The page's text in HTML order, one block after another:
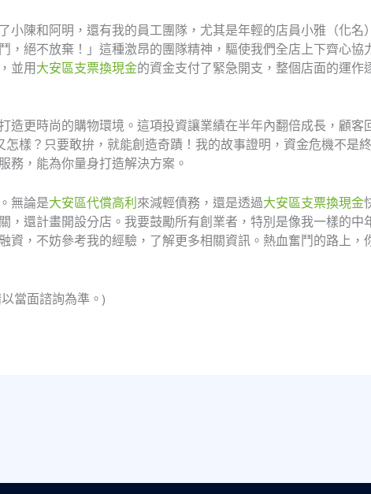
陳和阿明，還有我的員工團隊，尤其是年輕的店員小雅（化名
，絕不放棄！」這種激昂的團隊精神，驅使我們全店上下齊心協
並用大安區支票換現金的資金支付了緊急開支，整個店面的運作
造更時尚的購物環境。這項投資讓業績在半年內翻倍成長，顧客
樣？只要敢拚，就能創造奇蹟！我的故事證明，資金危機不是
務，能為你量身打造解決方案。
無論是大安區代償高利 來減輕債務，還是透過大安區支票換現金
，還計畫開設分店。我要鼓勵所有創業者，特別是像我一樣的中
資，不妨參考我的經驗，了解更多相關資訊。熱血奮鬥的路上
當面諮詢為準。)